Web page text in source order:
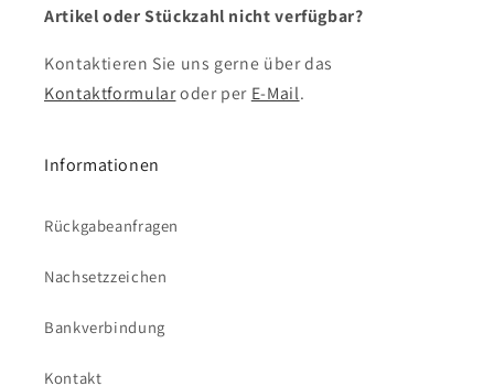
Artikel oder Stückzahl nicht verfügbar?
Kontaktieren Sie uns gerne über das
Kontaktformularoder per E-Mail.
Informationen
Rückgabeanfragen
Nachsetzzeichen
Bankverbindung
Kontakt